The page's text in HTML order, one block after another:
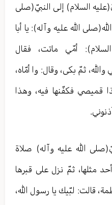
السلام) إلى النبيّ(صلى
الله عليه وآله): يا أبا
أمّي ماتت، فقال
ثمّ بكى، وقال: وا أمّاه،
قميصي فكفّنها فيه، وهذا
الله عليه وآله) صلاة
مثلها، ثمّ نزل على قبرها
قالت: لبّيك يا رسول الله،